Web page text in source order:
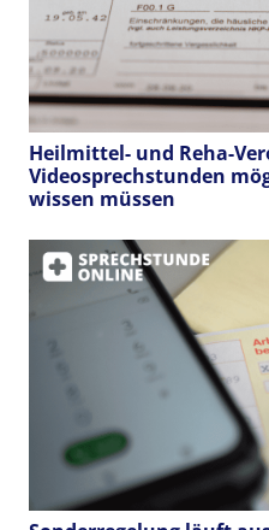
Heilmittel- und Reha-
Videosprechstunden
wissen müssen